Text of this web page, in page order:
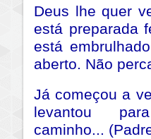
Deus lhe quer
está preparada
está
aberto. Não
Já começou a
levantou
caminho...